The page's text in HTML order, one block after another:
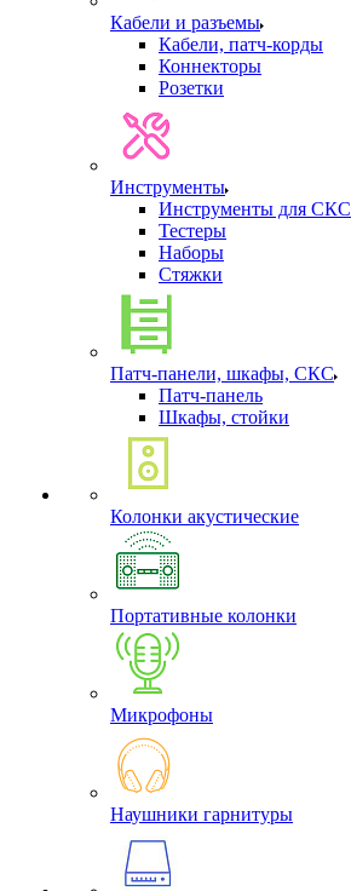
Кабели и разъемы
Кабели, патч-корды
Коннекторы
Розетки
Инструменты
Инструменты для СКС
Тестеры
Наборы
Стяжки
Патч-панели, шкафы, СКС
Патч-панель
Шкафы, стойки
Колонки акустические
Портативные колонки
Микрофоны
Наушники гарнитуры